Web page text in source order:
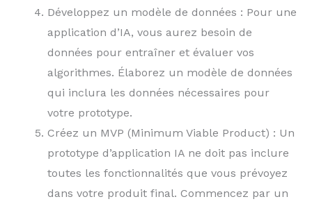
Développez un modèle de données : Pour une
application d’IA, vous aurez besoin de
données pour entraîner et évaluer vos
algorithmes. Élaborez un modèle de données
qui inclura les données nécessaires pour
votre prototype.
Créez un MVP (Minimum Viable Product) : Un
prototype d’application IA ne doit pas inclure
toutes les fonctionnalités que vous prévoyez
dans votre produit final. Commencez par un